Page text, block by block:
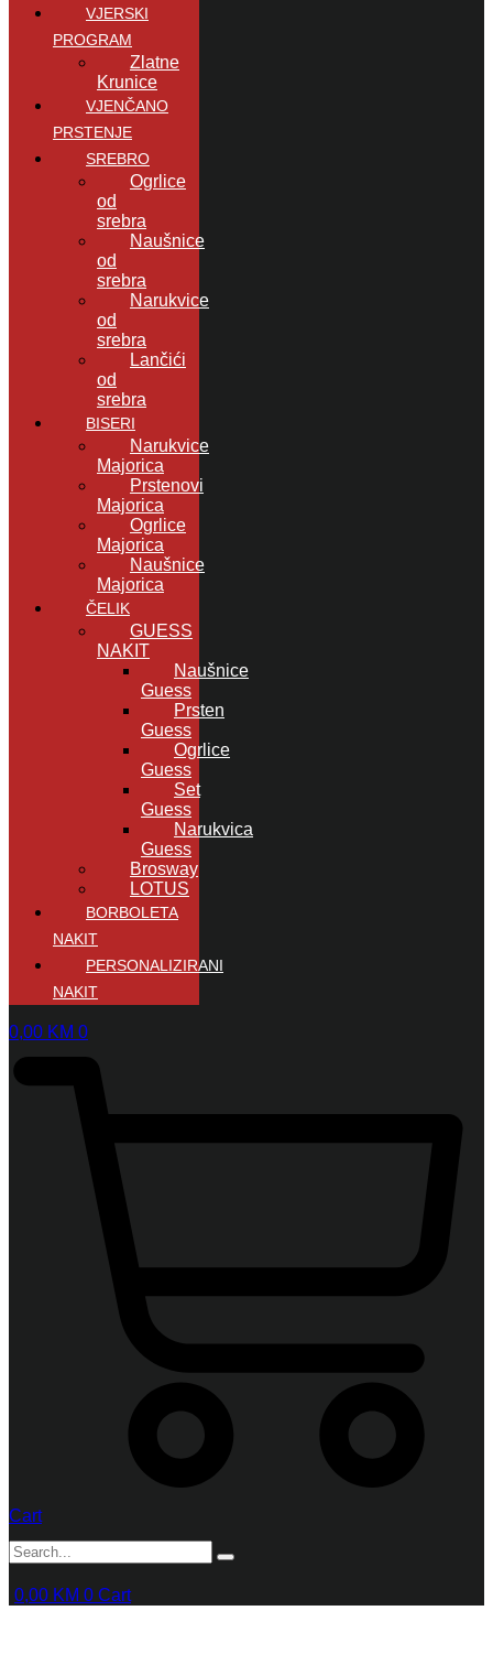
VJERSKI
PROGRAM
Zlatne
Krunice
VJENČANO
PRSTENJE
SREBRO
Ogrlice
od
srebra
Naušnice
od
srebra
Narukvice
od
srebra
Lančići
od
srebra
BISERI
Narukvice
Majorica
Prstenovi
Majorica
Ogrlice
Majorica
Naušnice
Majorica
ČELIK
GUESS
NAKIT
Naušnice
Guess
Prsten
Guess
Ogrlice
Guess
Set
Guess
Narukvica
Guess
Brosway
LOTUS
BORBOLETA
NAKIT
PERSONALIZIRANI
NAKIT
0,00 KM 0
Cart
0,00 KM 0 Cart